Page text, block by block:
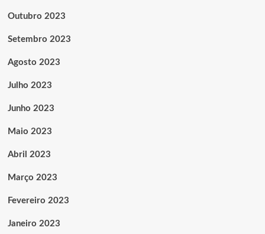
Outubro 2023
Setembro 2023
Agosto 2023
Julho 2023
Junho 2023
Maio 2023
Abril 2023
Março 2023
Fevereiro 2023
Janeiro 2023